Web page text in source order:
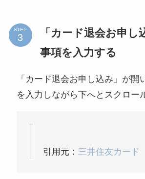
STEP
「カード退会お申し
事項を入力する
「カード退会お申し込み」が開
を入力しながら下へとスクロー
引用元： 三井住友カード